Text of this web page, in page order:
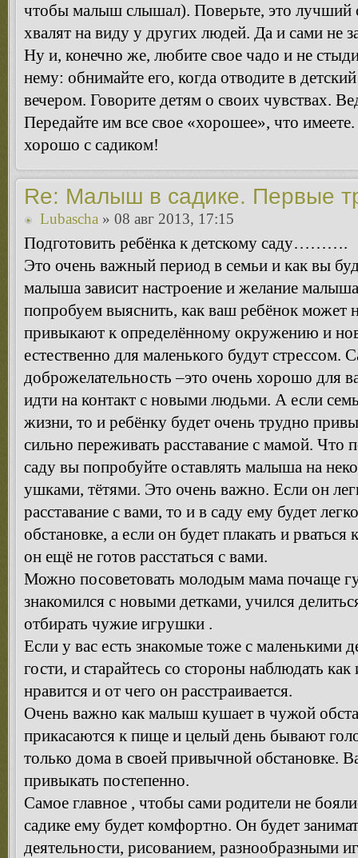
чтобы малыш слышал). Поверьте, это лучший
хвалят на виду у других людей. Да и сами не
Ну и, конечно же, любите свое чадо и не
нему: обнимайте его, когда отводите в
вечером. Говорите детям о своих чувствах.
Передайте им все свое «хорошее», что
хорошо с садиком!
Re: Малыш в садике. Первые
Lubascha » 08 авг 2013, 17:15
Подготовить ребёнка к детскому саду……….
Это очень важный период в семьи и как вы
малыша зависит настроение и желание
попробуем выяснить, как ваш ребёнок может
привыкают к определённому окружению и
естественно для маленького будут стрессом.
доброжелательность –это очень хорошо для
идти на контакт с новыми людьми. А если
жизни, то и ребёнку будет очень трудно
сильно переживать расставание с мамой. Что
саду вы попробуйте оставлять малыша на
ушками, тётями. Это очень важно. Если он
расставание с вами, то и в саду ему будет
обстановке, а если он будет плакать и
он ещё не готов расстаться с вами.
Можно посоветовать молодым мама почаще
знакомился с новыми детками, учился
отбирать чужие игрушки .
Если у вас есть знакомые тоже с маленькими
гости, и старайтесь со стороны наблюдать
нравится и от чего он расстраивается.
Очень важно как малыш кушает в чужой
прикасаются к пище и целый день бывают
только дома в своей привычной обстановке.
привыкать постепенно.
Самое главное , чтобы сами родители не
садике ему будет комфортно. Он будет
деятельности, рисованием, разнообразными